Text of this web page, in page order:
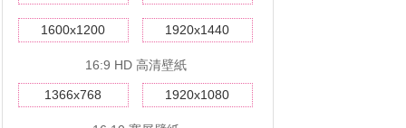
1600x1200 1920x1440
16:9 HD 高清壁紙
1366x768 1920x1080